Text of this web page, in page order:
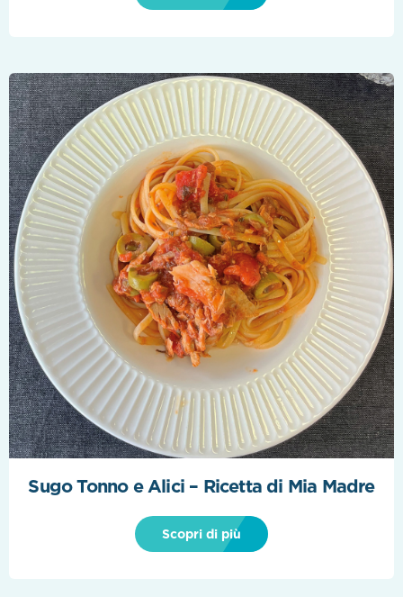
Sugo Tonno e Alici – Ricetta di Mia Madre
Scopri di più